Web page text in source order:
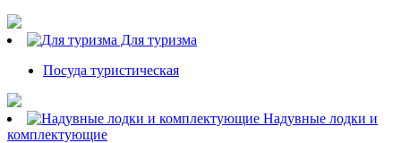
Для туризма
Посуда туристическая
Надувные лодки и
комплектующие